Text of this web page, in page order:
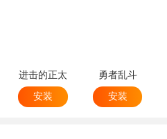
进击的正太
安装
勇者乱斗
安装